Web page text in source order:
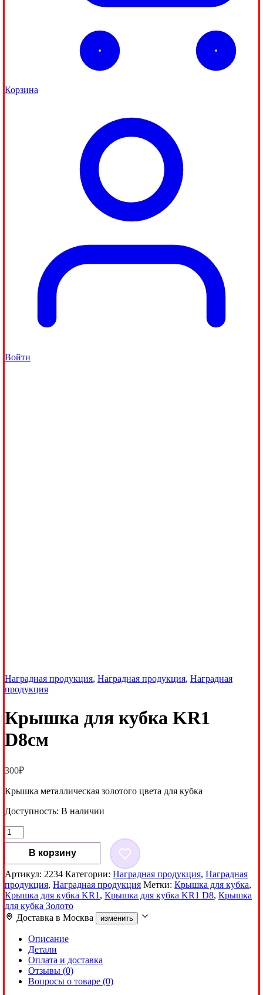
Корзина
Войти
Наградная продукция, Наградная продукция, Наградная
продукция
Крышка для кубка KR1
D8см
300₽
Крышка металлическая золотого цвета для кубка
Доступность: В наличии
Количество
товара
Крышка
для
кубка
KR1
D8см
В корзину
Артикул: 2234 Категории: Наградная продукция, Наградная
продукция, Наградная продукция Метки: Крышка для кубка,
Крышка для кубка KR1 , Крышка для кубка KR1 D8, Крышка
для кубка Золото
Доставка в Москва изменить
Описание
Детали
Оплата и доставка
Отзывы (0)
Вопросы о товаре (0)